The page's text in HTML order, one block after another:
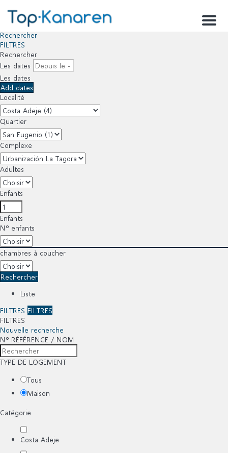
Menu
Rechercher
FILTRES
Rechercher
Les dates
Les dates
Add dates
Localité
Quartier
Complexe
Adultes
Enfants
Enfants
Nº enfants
chambres à coucher
Rechercher
Liste
FILTRES FILTRES
FILTRES
Nouvelle recherche
Nº RÉFÉRENCE / NOM
TYPE DE LOGEMENT
Tous
Maison
Catégorie
Costa Adeje